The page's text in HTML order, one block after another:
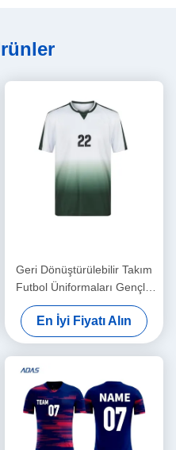
Geri Dönüştürülebilir Takım
Futbol Üniformaları Gençlik
Giyim Üniforma Cemiz Seti
Futbol Giysileri
En İyi Fiyatı Alın